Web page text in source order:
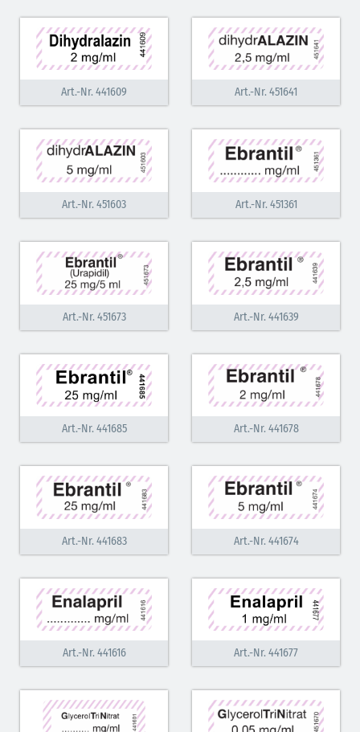
Art.-Nr. 441609 Art.-Nr. 451641
Art.-Nr. 451603 Art.-Nr. 451361
Art.-Nr. 451673 Art.-Nr. 441639
Art.-Nr. 441685 Art.-Nr. 441678
Art.-Nr. 441683 Art.-Nr. 441674
Art.-Nr. 441616 Art.-Nr. 441677